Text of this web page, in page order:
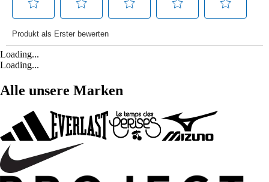
Loading...
Loading...
Alle unsere Marken